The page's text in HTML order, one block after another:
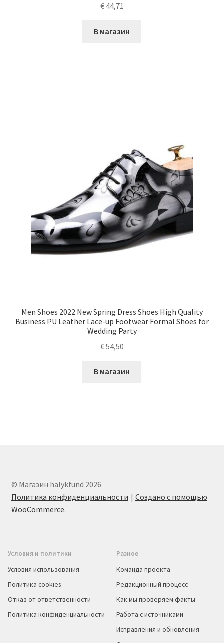
€44,71
В магазин
Men Shoes 2022 New Spring Dress Shoes High Quality
Business PU Leather Lace-up Footwear Formal Shoes for
Wedding Party
€54,50
В магазин
© Магазин halykfund 2026
Политика конфиденциальности
Создано с помощью
WooCommerce.
Условия и политики
Условия использования
Политика cookies
Отказ от ответственности
Политика конфиденциальности
Разное
Команда проекта
Редакционный процесс
Как мы проверяем факты
Работа с источниками
Исправления и обновления